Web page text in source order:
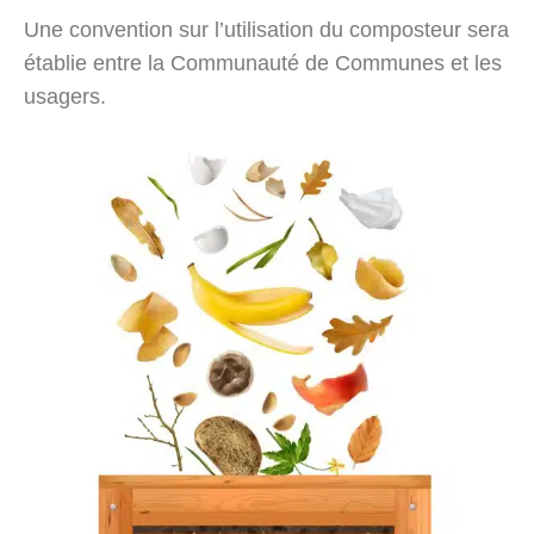
Une convention sur l’utilisation du composteur sera
établie entre la Communauté de Communes et les
usagers.